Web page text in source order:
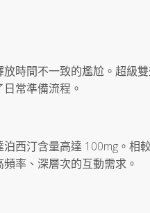
時間不一致的尷尬。超級
常準備流程。
西汀含量高達 100mg。相
率、深層次的互動需求。